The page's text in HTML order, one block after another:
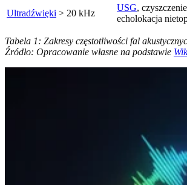
Ultradźwięki > 20 kHz
USG,
echolokacja
Tabela 1: Zakresy częstotliwości fal
Źródło: Opracowanie własne na podstawie